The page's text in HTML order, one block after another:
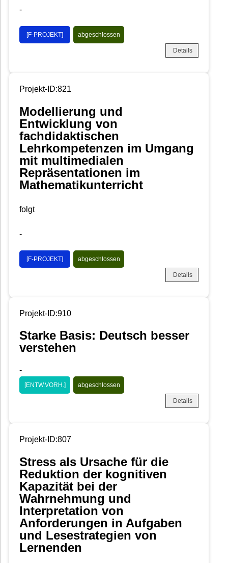
-
[F-PROJEKT] abgeschlossen
Details
Projekt-ID:821
Modellierung und
Entwicklung von
fachdidaktischen
Lehrkompetenzen im Umgang
mit multimedialen
Repräsentationen im
Mathematikunterricht
folgt
-
[F-PROJEKT] abgeschlossen
Details
Projekt-ID:910
Starke Basis: Deutsch besser
verstehen
-
[ENTW.VORH.] abgeschlossen
Details
Projekt-ID:807
Stress als Ursache für die
Reduktion der kognitiven
Kapazität bei der
Wahrnehmung und
Interpretation von
Anforderungen in Aufgaben
und Lesestrategien von
Lernenden